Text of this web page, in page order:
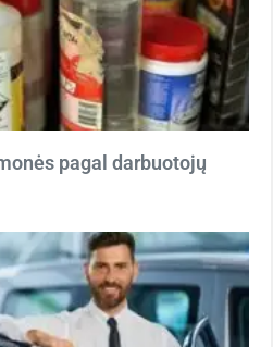
pagal darbuotojų